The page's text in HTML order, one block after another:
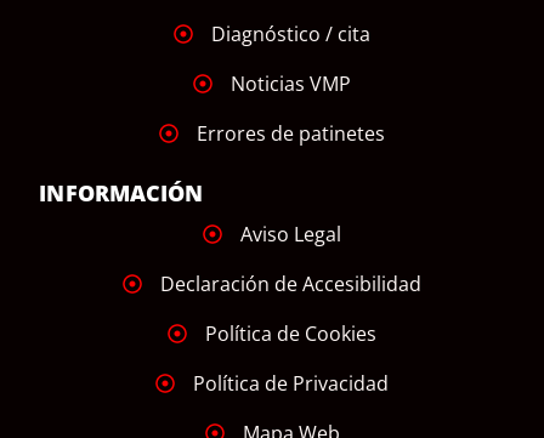
Diagnóstico / cita
Noticias VMP
Errores de patinetes
INFORMACIÓN
Aviso Legal
Declaración de Accesibilidad
Política de Cookies
Política de Privacidad